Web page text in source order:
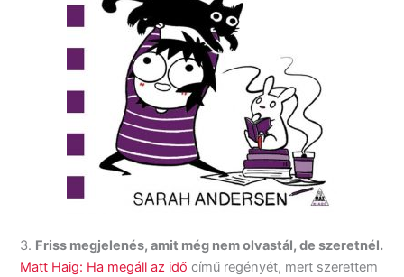
3. Friss megjelenés, amit még nem olvastál, de szeretnél.
Matt Haig: Ha megáll az idő című regényét, mert szerettem